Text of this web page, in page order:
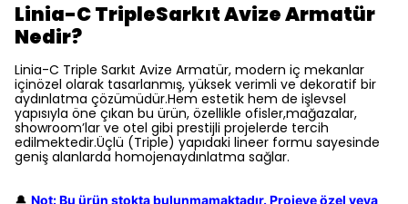
Linia-C TripleSarkıt Avize Armatür
Nedir?
Linia-C Triple Sarkıt Avize Armatür, modern iç mekanlar
içinözel olarak tasarlanmış, yüksek verimli ve dekoratif bir
aydınlatma çözümüdür.Hem estetik hem de işlevsel
yapısıyla öne çıkan bu ürün, özellikle ofisler,mağazalar,
showroom’lar ve otel gibi prestijli projelerde tercih
edilmektedir.Üçlü (Triple) yapıdaki lineer formu sayesinde
geniş alanlarda homojenaydınlatma sağlar.
🔔 Not: Bu ürün stokta bulunmamaktadır. Projeye özel veya